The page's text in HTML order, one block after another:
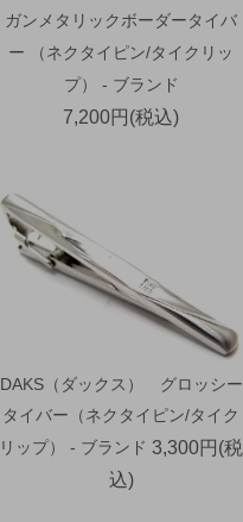
ガンメタリックボーダータイバ
ー （ネクタイピン/タイクリッ
プ） - ブランド
7,200円(税込)
DAKS（ダックス） グロッシー
タイバー（ネクタイピン/タイク
リップ） - ブランド 3,300円(税
込)